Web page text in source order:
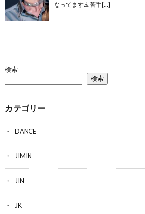
なってます⚠️ 苦手[…]
検索
検索
カテゴリー
DANCE
JIMIN
JIN
JK